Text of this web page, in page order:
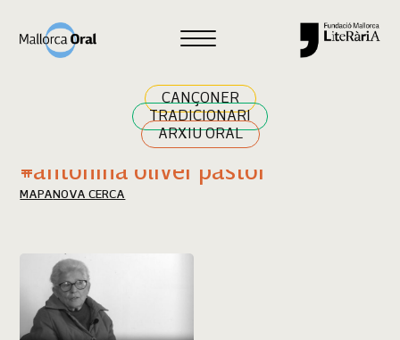
CANÇONER
TRADICIONARI
ARXIU ORAL
Cercar
Resultats cerca
#antonina oliver pastor
MAPA NOVA CERCA